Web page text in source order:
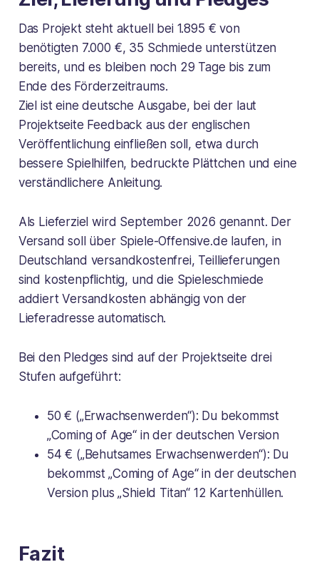
Das Projekt steht aktuell bei 1.895 € von
benötigten 7.000 €, 35 Schmiede unterstützen
bereits, und es bleiben noch 29 Tage bis zum
Ende des Förderzeitraums.
Ziel ist eine deutsche Ausgabe, bei der laut
Projektseite Feedback aus der englischen
Veröffentlichung einfließen soll, etwa durch
bessere Spielhilfen, bedruckte Plättchen und eine
verständlichere Anleitung.
Als Lieferziel wird September 2026 genannt. Der
Versand soll über Spiele-Offensive.de laufen, in
Deutschland versandkostenfrei, Teillieferungen
sind kostenpflichtig, und die Spieleschmiede
addiert Versandkosten abhängig von der
Lieferadresse automatisch.
Bei den Pledges sind auf der Projektseite drei
Stufen aufgeführt:
50 € („Erwachsenwerden“): Du bekommst
„Coming of Age“ in der deutschen Version
54 € („Behutsames Erwachsenwerden“): Du
bekommst „Coming of Age“ in der deutschen
Version plus „Shield Titan“ 12 Kartenhüllen.
Fazit